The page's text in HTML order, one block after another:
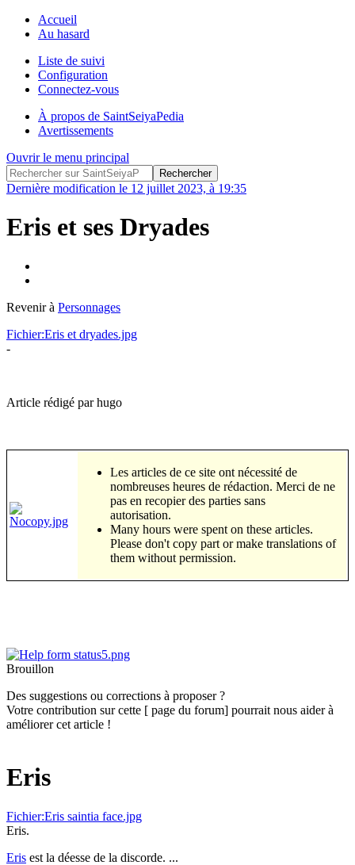
Accueil
Au hasard
Liste de suivi
Configuration
Connectez-vous
À propos de SaintSeiyaPedia
Avertissements
Ouvrir le menu principal
Dernière modification le 12 juillet 2023, à 19:35
Eris et ses Dryades
Revenir à Personnages
Fichier:Eris et dryades.jpg
-
Article rédigé par hugo
Les articles de ce site ont nécessité de
nombreuses heures de rédaction. Merci de ne
pas en recopier des parties sans
autorisation.
Many hours were spent on these articles.
Please don't copy part or make translations of
them without permission.
Brouillon
Des suggestions ou corrections à proposer ?
Votre contribution sur cette [ page du forum] pourrait nous aider à
améliorer cet article !
Eris
Fichier:Eris saintia face.jpg
Eris.
Eris est la déesse de la discorde. ...